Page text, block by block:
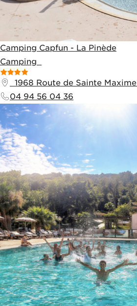
Camping Capfun - La Pinède
Camping
1968 Route de Sainte Maxime
04 94 56 04 36